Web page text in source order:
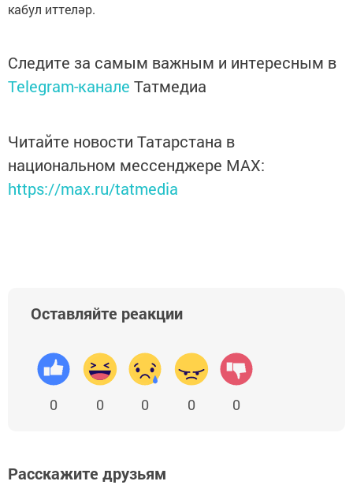
кабул иттеләр.
Следите за самым важным и интересным в
Telegram-канале Татмедиа
Читайте новости Татарстана в
национальном мессенджере MАХ:
https://max.ru/tatmedia
Оставляйте реакции
0 0 0 0 0
Расскажите друзьям